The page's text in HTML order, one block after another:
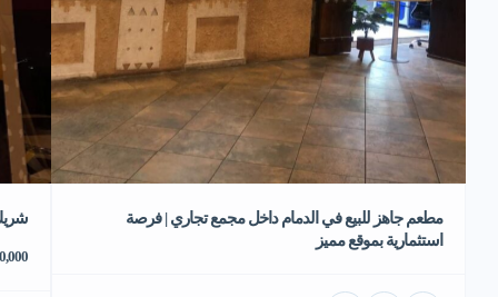
مطعم جاهز للبيع في الدمام داخل مجمع تجاري | فرصة
استثمارية بموقع مميز
70,000